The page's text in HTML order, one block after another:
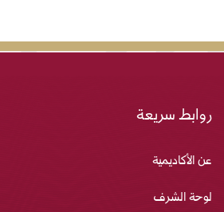
روابط سريعة
عن الأكاديمية
لوحة الشرف